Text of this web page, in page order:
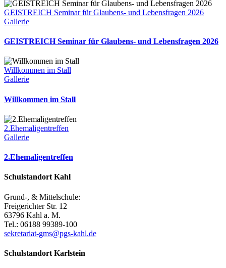
GEISTREICH Seminar für Glaubens- und Lebensfragen 2026
Gallerie
GEISTREICH Seminar für Glaubens- und Lebensfragen 2026
Willkommen im Stall
Gallerie
Willkommen im Stall
2.Ehemaligentreffen
Gallerie
2.Ehemaligentreffen
Schulstandort Kahl
Grund-, & Mittelschule:
Freigerichter Str. 12
63796 Kahl a. M.
Tel.: 06188 99389-100
sekretariat-gms@pgs-kahl.de
Schulstandort Karlstein